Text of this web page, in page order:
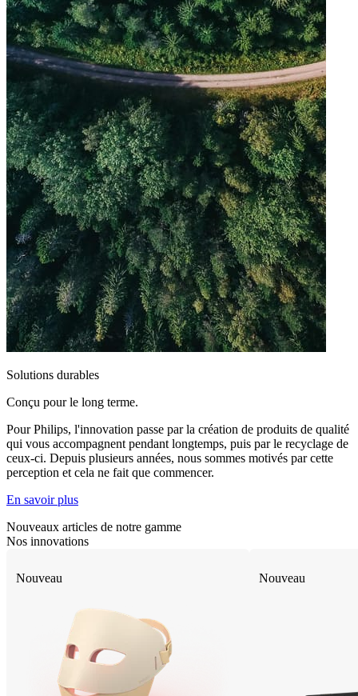
Solutions durables
Conçu pour le long terme.
Pour Philips, l'innovation passe par la création de produits de qualité
qui vous accompagnent pendant longtemps, puis par le recyclage de
ceux-ci. Depuis plusieurs années, nous sommes motivés par cette
perception et cela ne fait que commencer.
En savoir plus
Nouveaux articles de notre gamme
Nos innovations
Nouveau Nouveau